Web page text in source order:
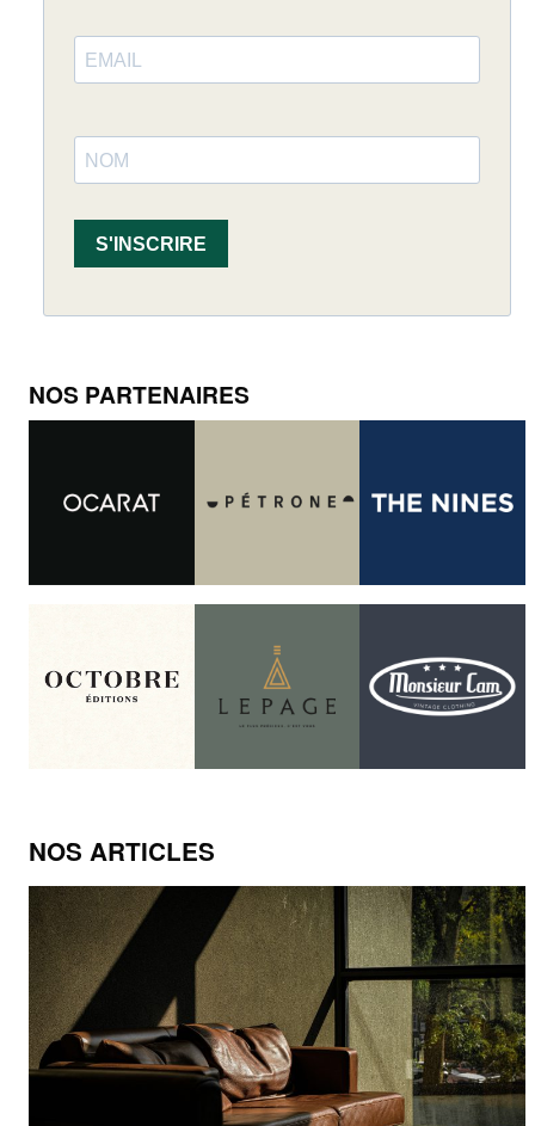
S'INSCRIRE
NOS PARTENAIRES
NOS ARTICLES